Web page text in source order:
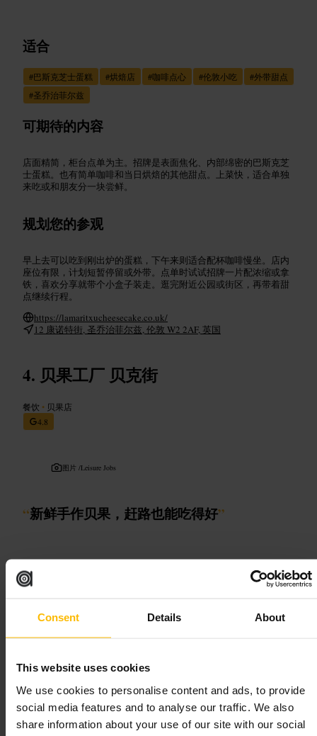
Consent Details About
This website uses cookies
We use cookies to personalise content and ads, to provide
social media features and to analyse our traffic. We also
share information about your use of our site with our social
适合
#巴斯克芝士蛋糕 #烘焙店 #咖啡点心 #伦敦小吃 #外带甜点
#圣乔治菲尔兹
可期待的内容
店面精简，柜台点单为主。招牌是表面焦化、内部绵密的巴斯克芝
士蛋糕。也有简单咖啡和当日烘焙的其他甜点。上菜快，适合单独
来吃或和朋友分一块尝鲜。
规划您的参观
早上去可以吃到刚出炉的蛋糕，下午来则适合配杯咖啡慢坐。店内
座位有限，计划短暂停留或外带。点单时试试招牌一片配浓缩或拿
铁，喜欢分享就带个小盒子装走。逛完附近公园或街区，再带着甜
点继续行程。
https://lamaritxucheesecake.co.uk/
12 康诺特街, 圣乔治菲尔兹, 伦敦 W2 2AF, 英国
贝果工厂 贝克街
餐饮 • 贝果店
4.8
图片 /Leisure Jobs
“新鲜手作贝果，赶路也能吃得好”
适合
柜台式点单，出餐速度快。菜单以各类贝果为主，常见有冷馅和热
人居多，中午出现短暂停留的食客。适合想要快捷早餐或轻食的
人。